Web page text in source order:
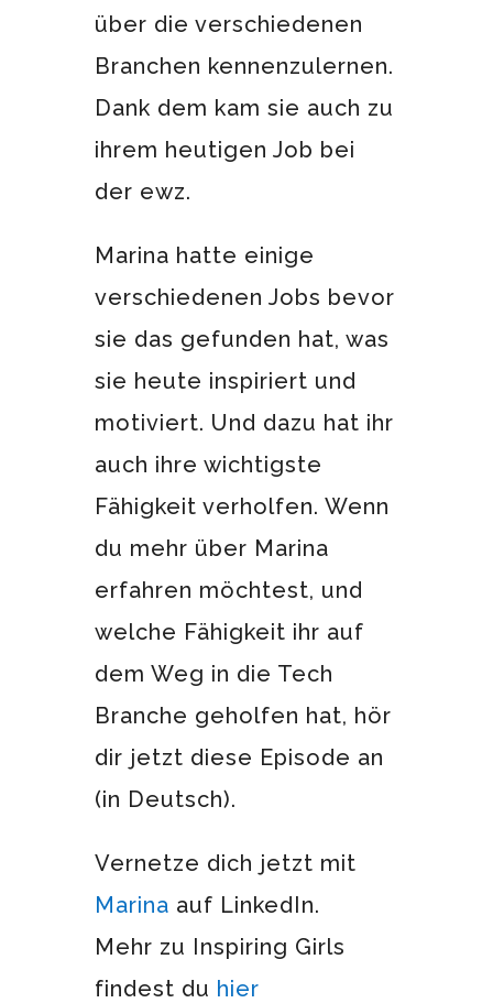
über die verschiedenen
Branchen kennenzulernen.
Dank dem kam sie auch zu
ihrem heutigen Job bei
der ewz.
Marina hatte einige
verschiedenen Jobs bevor
sie das gefunden hat, was
sie heute inspiriert und
motiviert. Und dazu hat ihr
auch ihre wichtigste
Fähigkeit verholfen. Wenn
du mehr über Marina
erfahren möchtest, und
welche Fähigkeit ihr auf
dem Weg in die Tech
Branche geholfen hat, hör
dir jetzt diese Episode an
(in Deutsch).
Vernetze dich jetzt mit
Marina auf LinkedIn.
Mehr zu Inspiring Girls
findest du hier